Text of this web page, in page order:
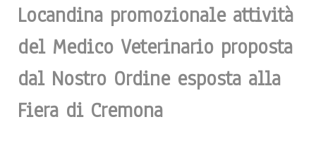
Locandina promozionale attività
del Medico Veterinario proposta
dal Nostro Ordine esposta alla
Fiera di Cremona